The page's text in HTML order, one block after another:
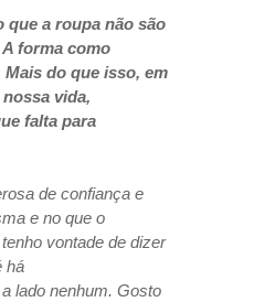
que a roupa não são
forma como
do que isso, em
vida,
falta para
de confiança e
e no que o
vontade de dizer
há
lado nenhum. Gosto